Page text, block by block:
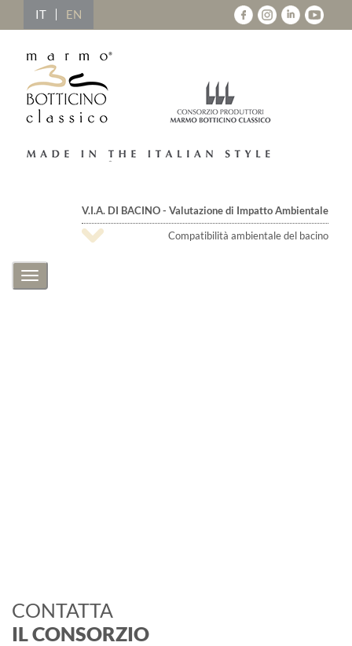
IT EN
V.I.A. DI BACINO - Valutazione di Impatto Ambientale
Compatibilità ambientale del bacino
Toggle
CONTATTA
IL CONSORZIO